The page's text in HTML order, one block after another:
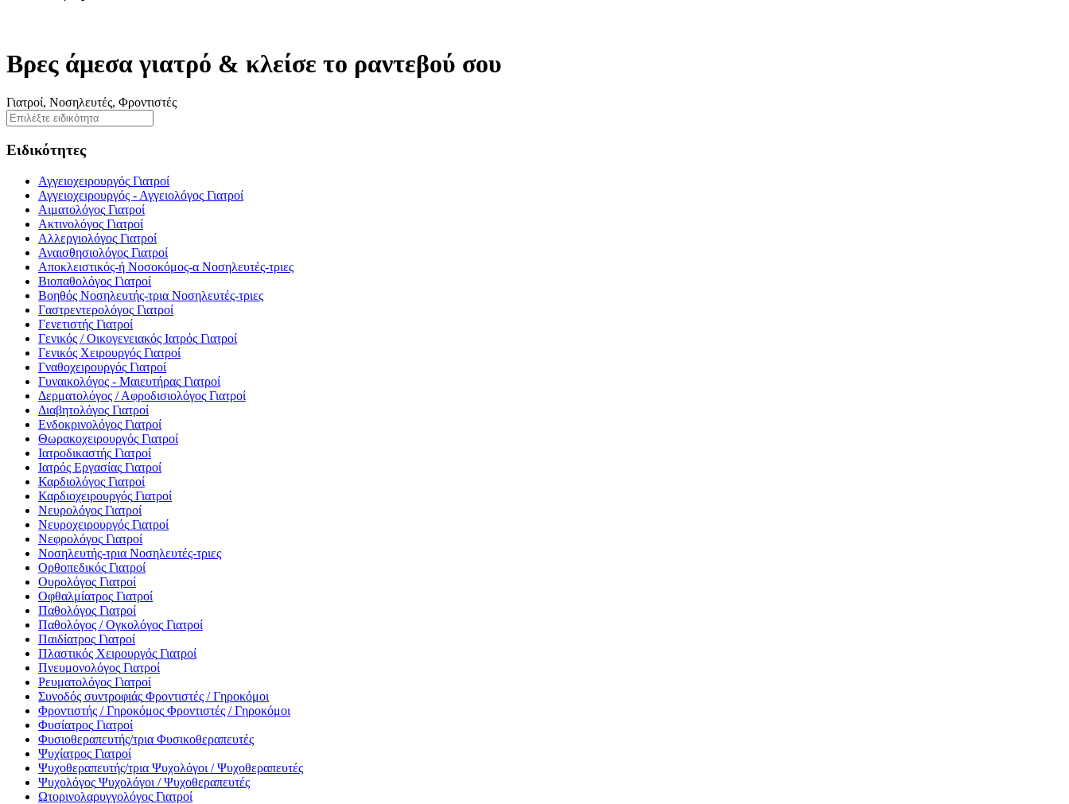
Βρες άμεσα γιατρό & κλείσε το ραντεβού σου
Γιατροί, Νοσηλευτές, Φροντιστές
Ειδικότητες
Αγγειοχειρουργός Γιατροί
Αγγειοχειρουργός - Αγγειολόγος Γιατροί
Αιματολόγος Γιατροί
Ακτινολόγος Γιατροί
Αλλεργιολόγος Γιατροί
Αναισθησιολόγος Γιατροί
Αποκλειστικός-ή Νοσοκόμος-α Νοσηλευτές-τριες
Βιοπαθολόγος Γιατροί
Βοηθός Νοσηλευτής-τρια Νοσηλευτές-τριες
Γαστρεντερολόγος Γιατροί
Γενετιστής Γιατροί
Γενικός / Οικογενειακός Ιατρός Γιατροί
Γενικός Χειρουργός Γιατροί
Γναθοχειρουργός Γιατροί
Γυναικολόγος - Μαιευτήρας Γιατροί
Δερματολόγος / Αφροδισιολόγος Γιατροί
Διαβητολόγος Γιατροί
Ενδοκρινολόγος Γιατροί
Θωρακοχειρουργός Γιατροί
Ιατροδικαστής Γιατροί
Ιατρός Εργασίας Γιατροί
Καρδιολόγος Γιατροί
Καρδιοχειρουργός Γιατροί
Νευρολόγος Γιατροί
Νευροχειρουργός Γιατροί
Νεφρολόγος Γιατροί
Νοσηλευτής-τρια Νοσηλευτές-τριες
Ορθοπεδικός Γιατροί
Ουρολόγος Γιατροί
Οφθαλμίατρος Γιατροί
Παθολόγος Γιατροί
Παθολόγος / Ογκολόγος Γιατροί
Παιδίατρος Γιατροί
Πλαστικός Χειρουργός Γιατροί
Πνευμονολόγος Γιατροί
Ρευματολόγος Γιατροί
Συνοδός συντροφιάς Φροντιστές / Γηροκόμοι
Φροντιστής / Γηροκόμος Φροντιστές / Γηροκόμοι
Φυσίατρος Γιατροί
Φυσιοθεραπευτής/τρια Φυσικοθεραπευτές
Ψυχίατρος Γιατροί
Ψυχοθεραπευτής/τρια Ψυχολόγοι / Ψυχοθεραπευτές
Ψυχολόγος Ψυχολόγοι / Ψυχοθεραπευτές
Ωτορινολαρυγγολόγος Γιατροί